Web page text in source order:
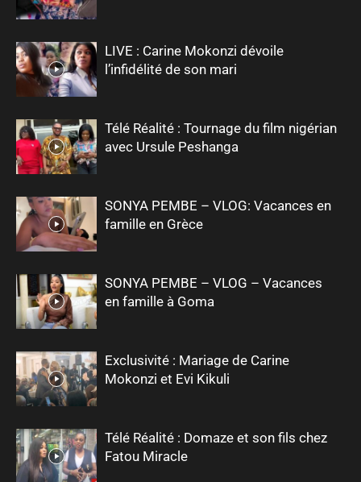
LIVE : Carine Mokonzi dévoile
l’infidélité de son mari
Télé Réalité : Tournage du film nigérian
avec Ursule Peshanga
SONYA PEMBE – VLOG: Vacances en
famille en Grèce
SONYA PEMBE – VLOG – Vacances
en famille à Goma
Exclusivité : Mariage de Carine
Mokonzi et Evi Kikuli
Télé Réalité : Domaze et son fils chez
Fatou Miracle